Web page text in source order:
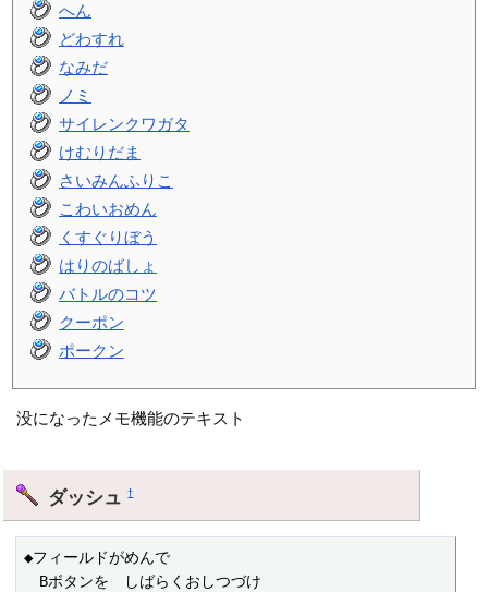
へん
どわすれ
なみだ
ノミ
サイレンクワガタ
けむりだま
さいみんふりこ
こわいおめん
くすぐりぼう
はりのばしょ
バトルのコツ
クーポン
ポークン
没になったメモ機能のテキスト
ダッシュ†
◆フィールドがめんで
Bボタンを　しばらくおしつづけ